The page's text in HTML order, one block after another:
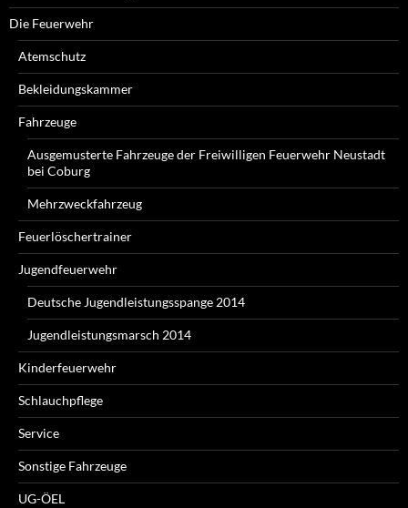
Die Feuerwehr
Atemschutz
Bekleidungskammer
Fahrzeuge
Ausgemusterte Fahrzeuge der Freiwilligen Feuerwehr Neustadt
bei Coburg
Mehrzweckfahrzeug
Feuerlöschertrainer
Jugendfeuerwehr
Deutsche Jugendleistungsspange 2014
Jugendleistungsmarsch 2014
Kinderfeuerwehr
Schlauchpflege
Service
Sonstige Fahrzeuge
UG-ÖEL